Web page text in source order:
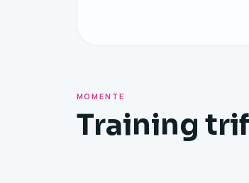
MOMENTE
Training